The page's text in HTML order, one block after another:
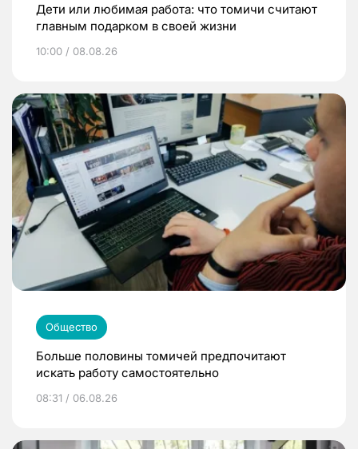
Дети или любимая работа: что томичи считают
главным подарком в своей жизни
10:00 / 08.08.26
Общество
Больше половины томичей предпочитают
искать работу самостоятельно
08:31 / 06.08.26